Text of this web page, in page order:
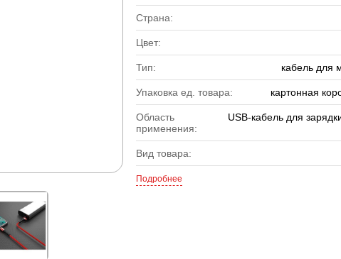
Страна:
Цвет:
Тип: кабель для
Упаковка ед. товара: картонная
Область
применения:
USB-кабель для
Вид товара:
Подробнее